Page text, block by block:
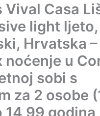
Vival Casa
light ljeto,
Hrvatska –
noćenje u
sobi s
za 2 osobe
14,99 godina